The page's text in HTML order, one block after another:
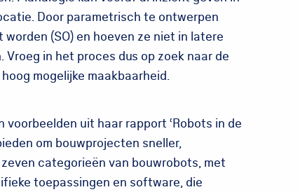
Door parametrisch te ontwerpen
(SO) en hoeven ze niet in latere
in het proces dus op zoek naar de
mogelijke maakbaarheid.
voorbeelden uit haar rapport ‘Robots in de
om bouwprojecten sneller,
categorieën van bouwrobots, met
toepassingen en software, die